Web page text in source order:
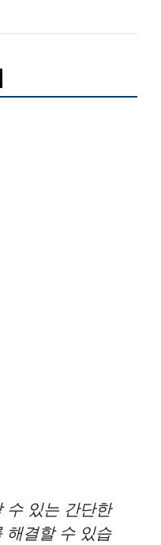
수 있는 간단한
해결할 수 있습